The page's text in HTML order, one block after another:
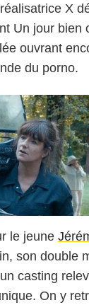
X
Un jour bien
ouvrant
du porno.
le jeune
son double
casting
On y